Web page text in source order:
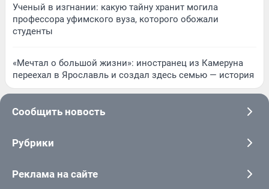
Ученый в изгнании: какую тайну хранит могила
профессора уфимского вуза, которого обожали
студенты
«Мечтал о большой жизни»: иностранец из Камеруна
переехал в Ярославль и создал здесь семью — история
Сообщить новость
Рубрики
Реклама на сайте